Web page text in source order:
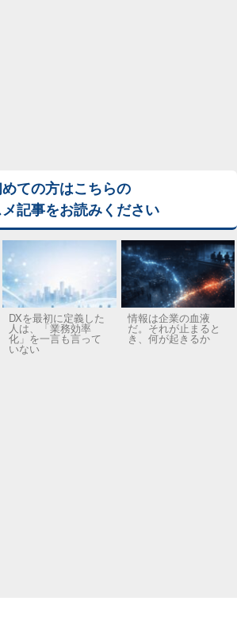
ての方はこちらの
記事をお読みください
DXを最初に定義した
人は、「業務効率
化」を一言も言って
いない
情報は企業の血液
だ。それが止まると
き、何が起きるか